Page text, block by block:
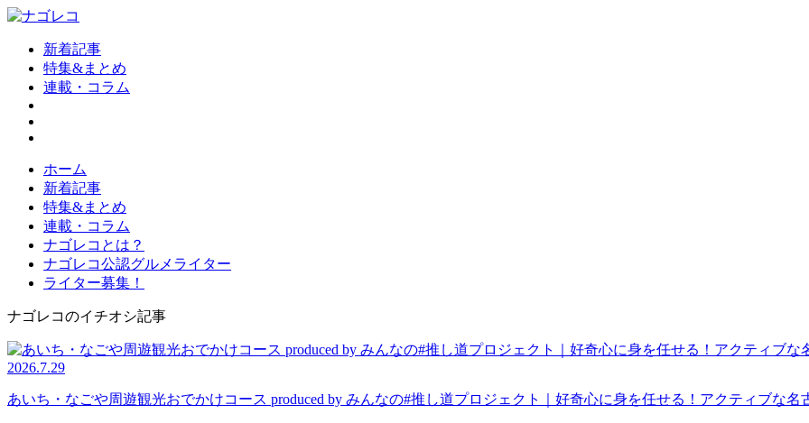
新着記事
特集&まとめ
連載・コラム
ホーム
新着記事
特集&まとめ
連載・コラム
ナゴレコとは？
ナゴレコ公認グルメライター
ライター募集！
ナゴレコのイチオシ記事
2026.7.29
あいち・なごや周遊観光おでかけコース produced by みんなの#推し道プロジェクト｜好奇心に身を任せる！アクティブな名